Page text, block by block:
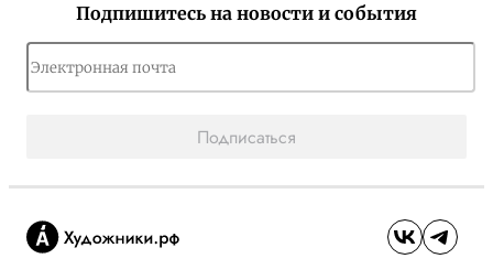
Подпишитесь на новости и события
Подписаться